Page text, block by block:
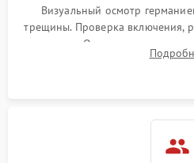
Визуальный осмотр
трещины. Проверка включения,
зарядки. Оценка вывода
проверка базовых функций